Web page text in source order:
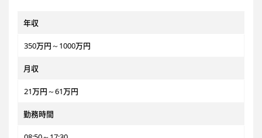
年収
350万円～1000万円
月収
21万円～61万円
勤務時間